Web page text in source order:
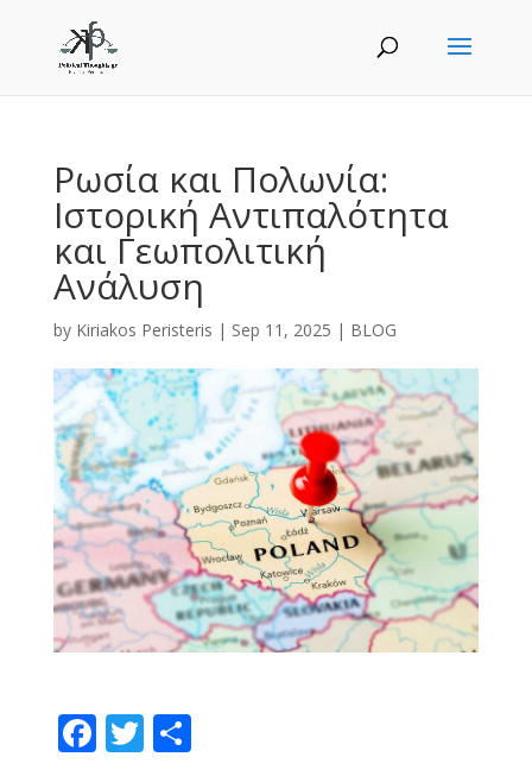
Ρωσία και Πολωνία:
Ιστορική Αντιπαλότητα
και Γεωπολιτική
Ανάλυση
by Kiriakos Peristeris | Sep 11, 2025 | BLOG
F T S